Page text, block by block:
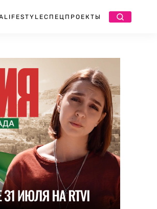
LIFESTYLEСПЕЦПРОЕКТЫ